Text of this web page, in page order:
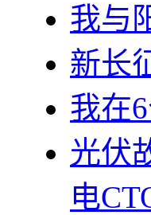
我与
新长
我在
光伏
电